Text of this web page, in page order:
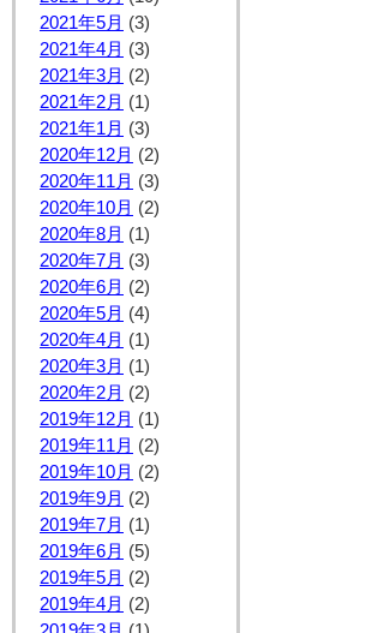
2021年5月 (3)
2021年4月 (3)
2021年3月 (2)
2021年2月 (1)
2021年1月 (3)
2020年12月 (2)
2020年11月 (3)
2020年10月 (2)
2020年8月 (1)
2020年7月 (3)
2020年6月 (2)
2020年5月 (4)
2020年4月 (1)
2020年3月 (1)
2020年2月 (2)
2019年12月 (1)
2019年11月 (2)
2019年10月 (2)
2019年9月 (2)
2019年7月 (1)
2019年6月 (5)
2019年5月 (2)
2019年4月 (2)